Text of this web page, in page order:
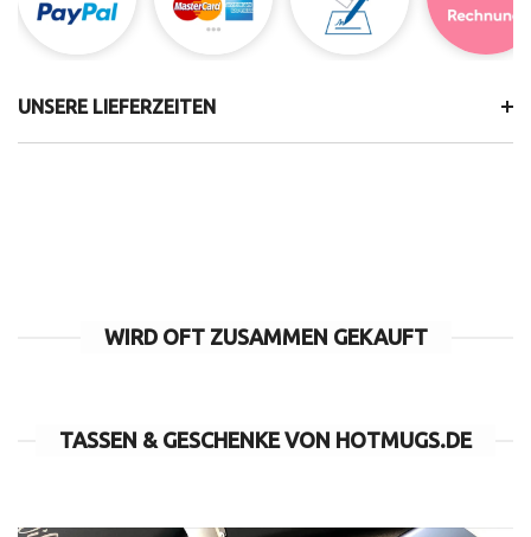
UNSERE LIEFERZEITEN
WIRD OFT ZUSAMMEN GEKAUFT
TASSEN & GESCHENKE VON HOTMUGS.DE